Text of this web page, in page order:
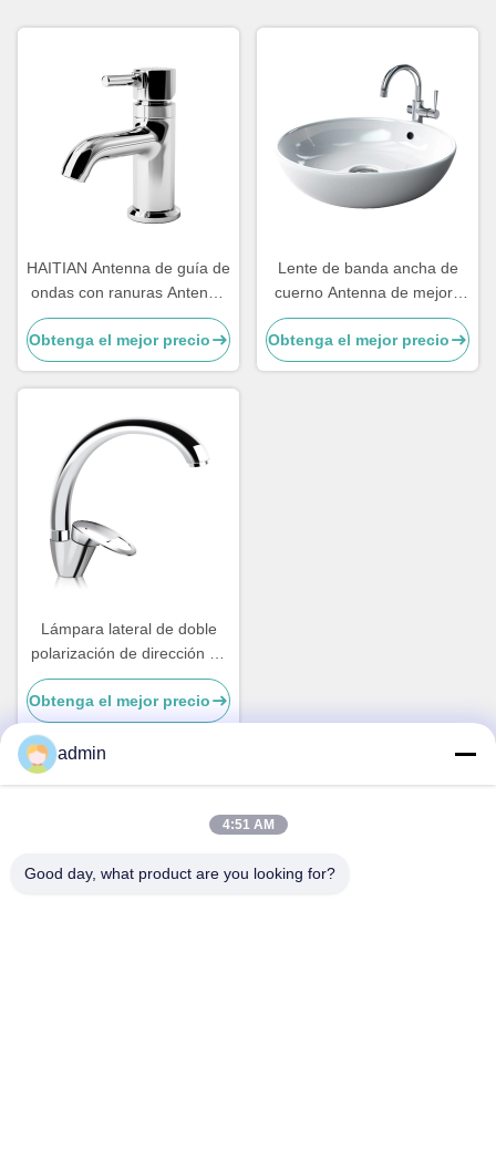
HAITIAN Antenna de guía de
ondas con ranuras Antenna
de guía de ondas de banda
W
Obtenga el mejor precio
Lente de banda ancha de
cuerno Antenna de mejora
de ganancia Dielectrico de
haz múltiple para la estación
base 5G de MmWave
Obtenga el mejor precio
Lámpara lateral de doble
polarización de dirección de
onda de banda W
Obtenga el mejor precio
Dirección
admin
4:51 AM
Good day, what product are you looking for?